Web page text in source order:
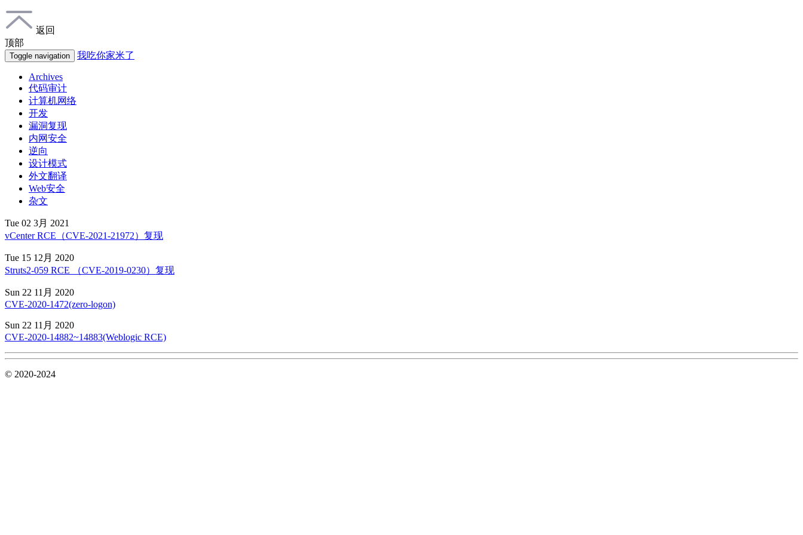
返回
顶部
Toggle navigation 我吃你家米了
Archives
代码审计
计算机网络
开发
漏洞复现
内网安全
逆向
设计模式
外文翻译
Web安全
杂文
Tue 02 3月 2021
vCenter RCE（CVE-2021-21972）复现
Tue 15 12月 2020
Struts2-059 RCE （CVE-2019-0230）复现
Sun 22 11月 2020
CVE-2020-1472(zero-logon)
Sun 22 11月 2020
CVE-2020-14882~14883(Weblogic RCE)
© 2020-2024